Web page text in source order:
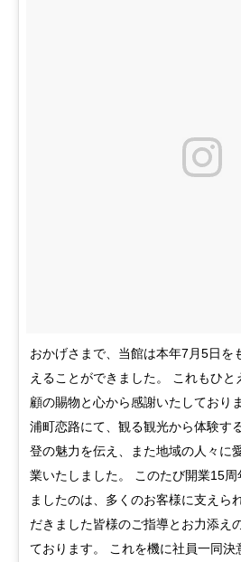
おかげさまで、当館は本年7月5日を
えることができました。 これもひ
顧の賜物と心から感謝いたしており
浦町恋路にて、観る観光から体験す
登の魅力を伝え、また地域の人々に
業いたしました。 このたび開業15周
ましたのは、多くのお客様に支えら
だきました皆様のご指導とお力添え
ております。 これを機に社員一同